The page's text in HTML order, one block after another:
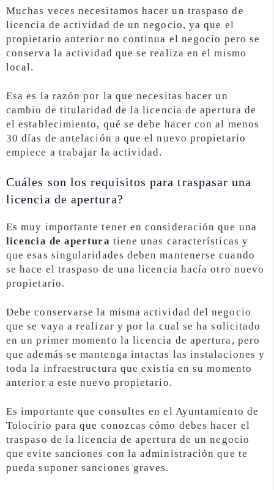
Muchas veces necesitamos hacer un traspaso de
licencia de actividad de un negocio, ya que el
propietario anterior no continua el negocio pero se
conserva la actividad que se realiza en el mismo
local.
Esa es la razón por la que necesitas hacer un
cambio de titularidad de la licencia de apertura de
el establecimiento, qué se debe hacer con al menos
30 días de antelación a que el nuevo propietario
empiece a trabajar la actividad.
Cuáles son los requisitos para traspasar una
licencia de apertura?
Es muy importante tener en consideración que una
licencia de apertura tiene unas características y
que esas singularidades deben mantenerse cuando
se hace el traspaso de una licencia hacía otro nuevo
propietario.
Debe conservarse la misma actividad del negocio
que se vaya a realizar y por la cual se ha solicitado
en un primer momento la licencia de apertura, pero
que además se mantenga intactas las instalaciones y
toda la infraestructura que existía en su momento
anterior a este nuevo propietario.
Es importante que consultes en el Ayuntamiento de
Tolocirio para que conozcas cómo debes hacer el
traspaso de la licencia de apertura de un negocio
que evite sanciones con la administración que te
pueda suponer sanciones graves.